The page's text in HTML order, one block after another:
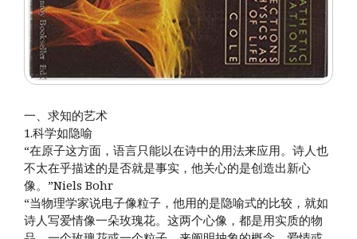
一、求知的艺术
1.科学如隐喻
“在原子这方面，语言只能以在诗中的用法来应用。诗人也
不太在乎描述的是否就是事实，他关心的是创造出新心
像。”Niels Bohr
“当物理学家说电子像粒子，他用的是隐喻式的比较，就如
诗人写爱情像一朵玫瑰花。这两个心像，都是用实质的物